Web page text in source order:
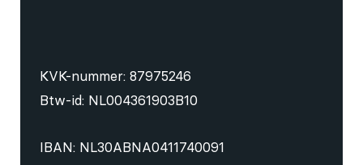
KVK-nummer: 87975246
Btw-id: NL004361903B10
IBAN: NL30ABNA0411740091